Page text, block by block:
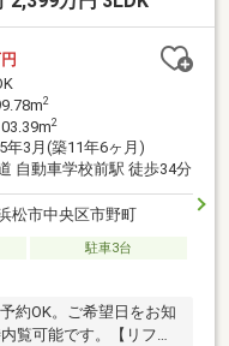
2
2
年3月(築11年6ヶ月)
自動車学校前駅 徒歩34分
松市中央区市野町
駐車3台
約OK。ご希望日をお知
覧可能です。【リフォ